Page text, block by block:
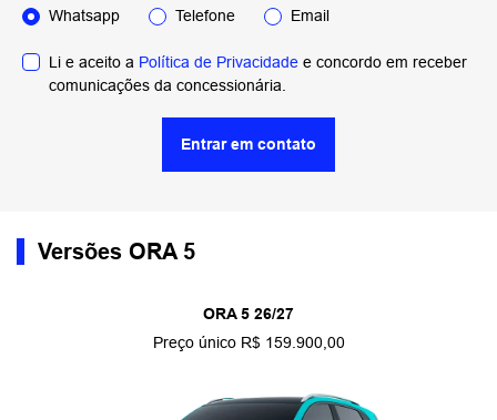
Whatsapp
Telefone Email
Li e aceito a Política de Privacidade e concordo em receber
comunicações da concessionária.
Entrar em contato
Versões ORA 5
ORA 5 26/27
Preço único R$ 159.900,00